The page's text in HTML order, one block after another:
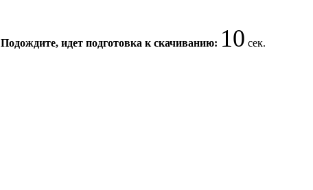
Подождите, идет подготовка к скачиванию: 10 сек.